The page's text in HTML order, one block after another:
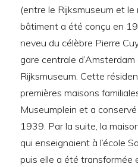
(entre le Rijksmuseum et le
bâtiment a été conçu en
neveu du célèbre Pierre
gare centrale d’Amsterdam
Rijksmuseum. Cette
premières maisons
Museumplein et a
1939. Par la suite, la
qui enseignaient à l’école
puis elle a été transformée